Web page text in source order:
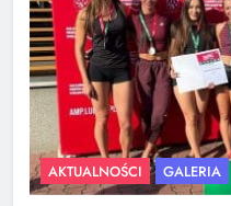
AKTUALNOŚCI GALERIA